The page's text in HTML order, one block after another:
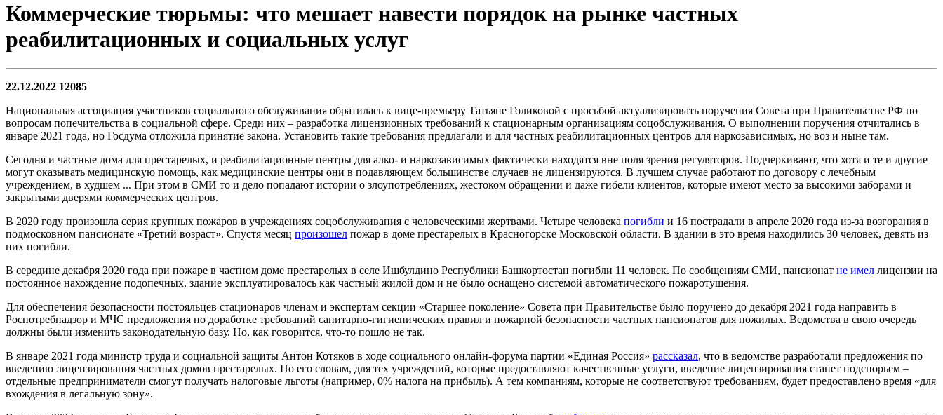
Коммерческие тюрьмы: что мешает навести порядок на рынке частных
реабилитационных и социальных услуг
22.12.2022 12085
Национальная ассоциация участников социального обслуживания обратилась к вице-премьеру Татьяне Голиковой с просьбой актуализировать поручения Совета при Правительстве РФ по
вопросам попечительства в социальной сфере. Среди них – разработка лицензионных требований к стационарным организациям соцобслуживания. О выполнении поручения отчитались в
январе 2021 года, но Госдума отложила принятие закона. Установить такие требования предлагали и для частных реабилитационных центров для наркозависимых, но воз и ныне там.
Сегодня и частные дома для престарелых, и реабилитационные центры для алко- и наркозависимых фактически находятся вне поля зрения регуляторов. Подчеркивают, что хотя и те и другие
могут оказывать медицинскую помощь, как медицинские центры они в подавляющем большинстве случаев не лицензируются. В лучшем случае работают по договору с лечебным
учреждением, в худшем ... При этом в СМИ то и дело попадают истории о злоупотреблениях, жестоком обращении и даже гибели клиентов, которые имеют место за высокими заборами и
закрытыми дверями коммерческих центров.
В 2020 году произошла серия крупных пожаров в учреждениях соцобслуживания с человеческими жертвами. Четыре человека погибли и 16 пострадали в апреле 2020 года из-за возгорания в
подмосковном пансионате «Третий возраст». Спустя месяц произошел пожар в доме престарелых в Красногорске Московской области. В здании в это время находились 30 человек, девять из
них погибли.
В середине декабря 2020 года при пожаре в частном доме престарелых в селе Ишбулдино Республики Башкортостан погибли 11 человек. По сообщениям СМИ, пансионат не имел лицензии на
постоянное нахождение подопечных, здание эксплуатировалось как частный жилой дом и не было оснащено системой автоматического пожаротушения.
Для обеспечения безопасности постояльцев стационаров членам и экспертам секции «Старшее поколение» Совета при Правительстве было поручено до декабря 2021 года направить в
Роспотребнадзор и МЧС предложения по доработке требований санитарно-гигиенических правил и пожарной безопасности частных пансионатов для пожилых. Ведомства в свою очередь
должны были изменить законодательную базу. Но, как говорится, что-то пошло не так.
В январе 2021 года министр труда и социальной защиты Антон Котяков в ходе социального онлайн-форума партии «Единая Россия» рассказал, что в ведомстве разработали предложения по
введению лицензирования частных домов престарелых. По его словам, для тех учреждений, которые предоставляют качественные услуги, введение лицензирования станет подспорьем –
отдельные предприниматели смогут получать налоговые льготы (например, 0% налога на прибыль). А тем компаниям, которые не соответствуют требованиям, будет предоставлено время «для
вхождения в легальную зону».